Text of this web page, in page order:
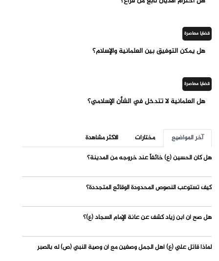
قضايا معاصرة
هل يمكن التوفيق بين العلمانية والإسلام؟
قضايا معاصرة
هل العلمانية لا تتدخل في الشأن الإسلامي؟
آخر المواضيع مختارات
الاكثر مشاهدة
هل كان الحسين (ع) خائفاً عند خروجه من المدينة؟
كيف تستوعب النصوص المحدودة الوقائع المتجددة؟
هل صح أن ابن زياد كشف عن عانة الإمام السجاد (ع)؟
لماذا قاتل علي (ع) أهل الجمل وصفين مع أن وصية النبي (ص) له بالصبر